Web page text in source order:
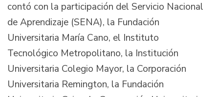
contó con la participación del Servicio Nacional
de Aprendizaje (SENA), la Fundación
Universitaria María Cano, el Instituto
Tecnológico Metropolitano, la Institución
Universitaria Colegio Mayor, la Corporación
Universitaria Remington, la Fundación